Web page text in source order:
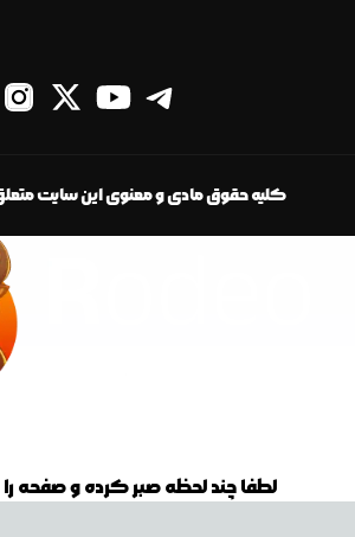
کلیه حقوق مادی و معنوی این سایت
لطفا چند لحظه صبر کرده و صفحه